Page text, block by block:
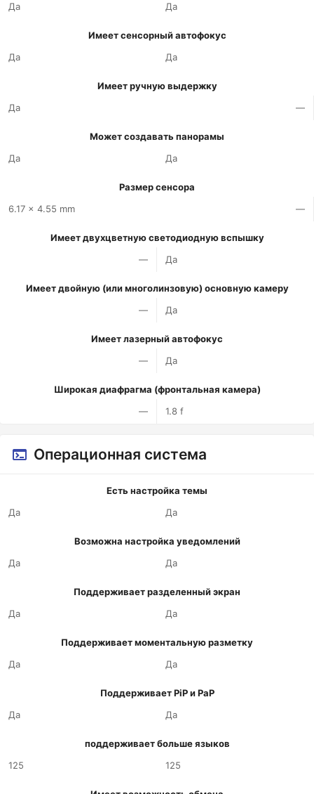
Да
Да
Имеет сенсорный автофокус
Да
Да
Имеет ручную выдержку
Да
—
Может создавать панорамы
Да
Да
Размер сенсора
6.17 x 4.55 mm
—
Имеет двухцветную светодиодную вспышку
—
Да
Имеет двойную (или многолинзовую) основную камеру
—
Да
Имеет лазерный автофокус
—
Да
Широкая диафрагма (фронтальная камера)
—
1.8 f
Операционная система
Есть настройка темы
Да
Да
Возможна настройка уведомлений
Да
Да
Поддерживает разделенный экран
Да
Да
Поддерживает моментальную разметку
Да
Да
Поддерживает PiP и PaP
Да
Да
поддерживает больше языков
125
125